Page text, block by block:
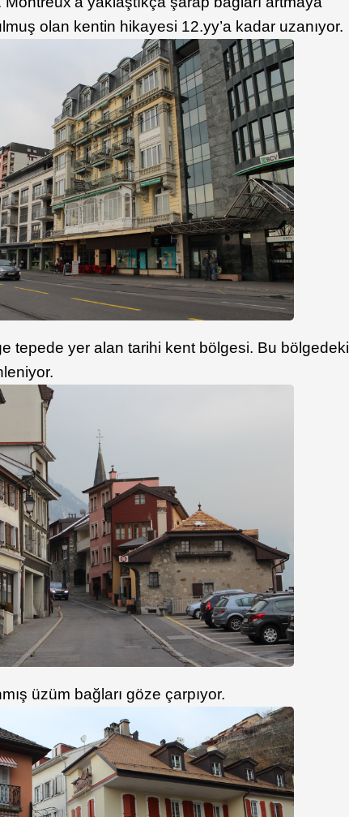
olan kentin hikayesi 12.yy’a kadar uzanıyor.
tepede yer alan tarihi kent bölgesi. Bu bölgedeki
üzüm bağları göze çarpıyor.